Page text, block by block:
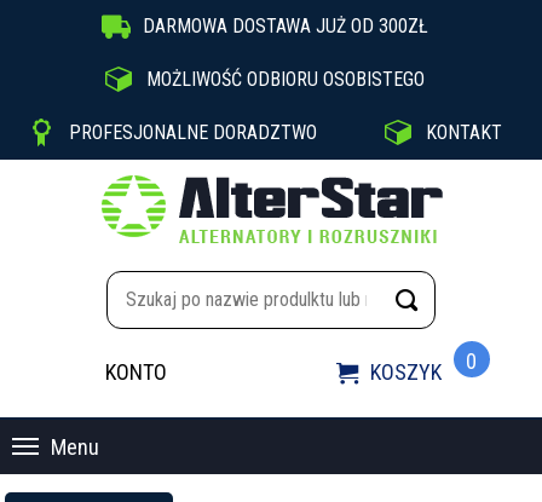
 DARMOWA DOSTAWA JUŻ OD 300ZŁ
 MOŻLIWOŚĆ ODBIORU OSOBISTEGO
 PROFESJONALNE DORADZTWO  KONTAKT
KONTO  KOSZYK 0
Menu